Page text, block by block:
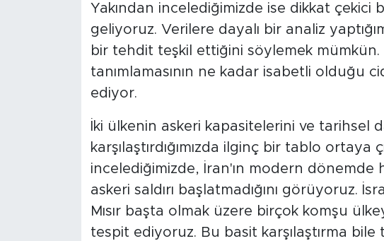
Yakından incelediğimizde ise dikkat çekici
geliyoruz. Verilere dayalı bir analiz
bir tehdit teşkil ettiğini söylemek
tanımlamasının ne kadar isabetli olduğu
ediyor.
İki ülkenin askeri kapasitelerini ve tarihsel
karşılaştırdığımızda ilginç bir tablo ortaya
incelediğimizde, İran'ın modern
askeri saldırı başlatmadığını görüyoruz.
Mısır başta olmak üzere birçok komşu
tespit ediyoruz. Bu basit karşılaştırma bile